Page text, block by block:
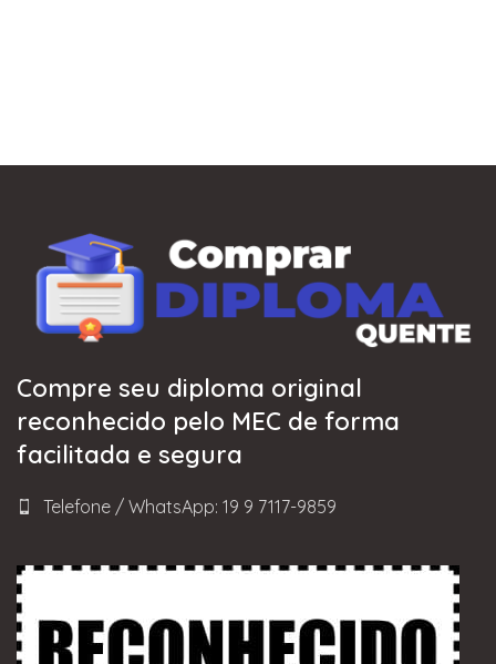
Compre seu diploma original
reconhecido pelo MEC de forma
facilitada e segura
Telefone / WhatsApp: 19 9 7117-9859